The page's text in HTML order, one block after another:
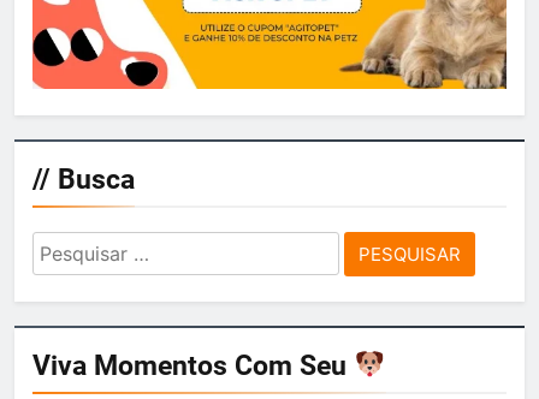
// Busca
Pesquisar
por:
Viva Momentos Com Seu